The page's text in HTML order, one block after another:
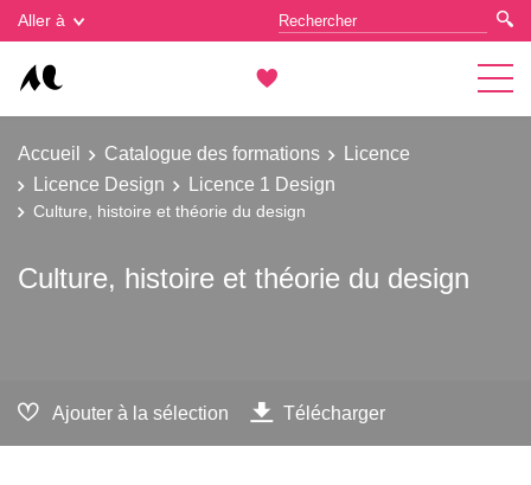
Aller à
Accueil Catalogue des formations
Licence
Licence Design
Licence 1 Design
Culture, histoire et théorie du design
Culture, histoire et théorie du design
Ajouter à la sélection Télécharger
Gestion des cookies